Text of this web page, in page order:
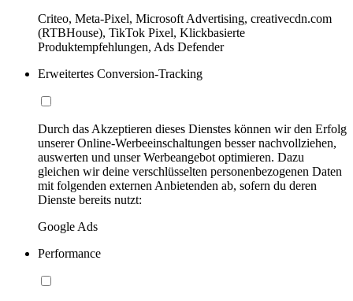
Criteo, Meta-Pixel, Microsoft Advertising, creativecdn.com
(RTBHouse), TikTok Pixel, Klickbasierte
Produktempfehlungen, Ads Defender
Erweitertes Conversion-Tracking
Durch das Akzeptieren dieses Dienstes können wir den Erfolg
unserer Online-Werbeeinschaltungen besser nachvollziehen,
auswerten und unser Werbeangebot optimieren. Dazu
gleichen wir deine verschlüsselten personenbezogenen Daten
mit folgenden externen Anbietenden ab, sofern du deren
Dienste bereits nutzt:
Google Ads
Performance